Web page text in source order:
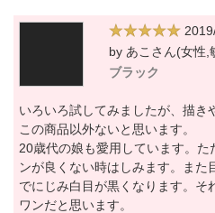
by あこさん(女性,
ブラック
いろいろ試してみましたが、描き
この商品以外ないと思います。
20歳代の娘も愛用しています。た
ンが良くない時はしみます。また
でにじみ白目が黒くなります。そ
ワンだと思います。